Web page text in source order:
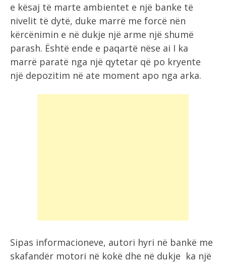
e kësaj të marte ambientet e një banke të
nivelit të dytë, duke marrë me forcë nën
kërcënimin e në dukje një arme një shumë
parash. Është ende e paqartë nëse ai I ka
marrë paratë nga një qytetar që po kryente
një depozitim në ate moment apo nga arka.
Sipas informacioneve, autori hyri në bankë me
skafandër motori në kokë dhe në dukje ka një